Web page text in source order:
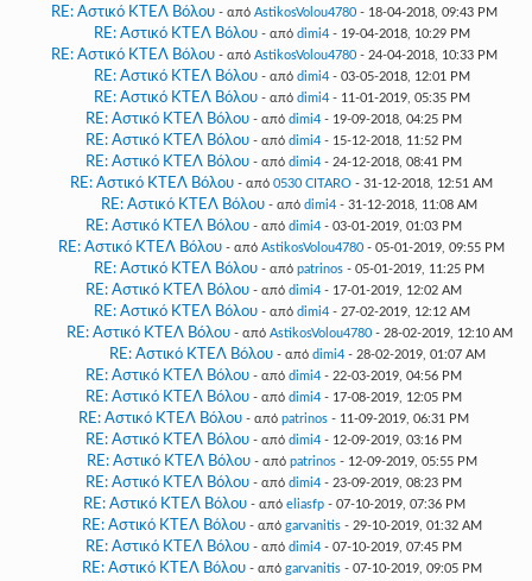
RE: Αστικό ΚΤΕΛ Βόλου - από AstikosVolou4780- 18-04-2018, 09:43 PM
RE: Αστικό ΚΤΕΛ Βόλου - από dimi4- 19-04-2018, 10:29 PM
RE: Αστικό ΚΤΕΛ Βόλου - από AstikosVolou4780- 24-04-2018, 10:33 PM
RE: Αστικό ΚΤΕΛ Βόλου - από dimi4- 03-05-2018, 12:01 PM
RE: Αστικό ΚΤΕΛ Βόλου - από dimi4- 11-01-2019, 05:35 PM
RE: Αστικό ΚΤΕΛ Βόλου - από dimi4 - 19-09-2018, 04:25 PM
RE: Αστικό ΚΤΕΛ Βόλου - από dimi4 - 15-12-2018, 11:52 PM
RE: Αστικό ΚΤΕΛ Βόλου - από dimi4 - 24-12-2018, 08:41 PM
RE: Αστικό ΚΤΕΛ Βόλου - από 0530 CITARO - 31-12-2018, 12:51 AM
RE: Αστικό ΚΤΕΛ Βόλου - από dimi4 - 31-12-2018, 11:08 AM
RE: Αστικό ΚΤΕΛ Βόλου - από dimi4 - 03-01-2019, 01:03 PM
RE: Αστικό ΚΤΕΛ Βόλου - από AstikosVolou4780 - 05-01-2019, 09:55 PM
RE: Αστικό ΚΤΕΛ Βόλου - από patrinos - 05-01-2019, 11:25 PM
RE: Αστικό ΚΤΕΛ Βόλου - από dimi4 - 17-01-2019, 12:02 AM
RE: Αστικό ΚΤΕΛ Βόλου - από dimi4- 27-02-2019, 12:12 AM
RE: Αστικό ΚΤΕΛ Βόλου - από AstikosVolou4780- 28-02-2019, 12:10 AM
RE: Αστικό ΚΤΕΛ Βόλου - από dimi4- 28-02-2019, 01:07 AM
RE: Αστικό ΚΤΕΛ Βόλου - από dimi4 - 22-03-2019, 04:56 PM
RE: Αστικό ΚΤΕΛ Βόλου - από dimi4 - 17-08-2019, 12:05 PM
RE: Αστικό ΚΤΕΛ Βόλου - από patrinos - 11-09-2019, 06:31 PM
RE: Αστικό ΚΤΕΛ Βόλου - από dimi4 - 12-09-2019, 03:16 PM
RE: Αστικό ΚΤΕΛ Βόλου - από patrinos- 12-09-2019, 05:55 PM
RE: Αστικό ΚΤΕΛ Βόλου - από dimi4 - 23-09-2019, 08:23 PM
RE: Αστικό ΚΤΕΛ Βόλου - από eliasfp- 07-10-2019, 07:36 PM
RE: Αστικό ΚΤΕΛ Βόλου - από garvanitis- 29-10-2019, 01:32 AM
RE: Αστικό ΚΤΕΛ Βόλου - από dimi4 - 07-10-2019, 07:45 PM
RE: Αστικό ΚΤΕΛ Βόλου - από garvanitis- 07-10-2019, 09:05 PM